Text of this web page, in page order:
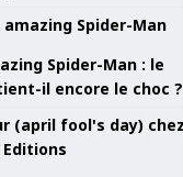
Spider-Man : le
il encore le choc ?